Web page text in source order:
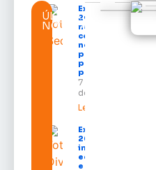
ÚLTIMAS
NOTÍCIAS
Expofeira
2026 começa
neste sábado
com shows,
negócios e
programação
para todos os
públicos
7 de agosto
de 2026
Leia mais »
Expofeira
2026
impulsiona
economia
e aumenta